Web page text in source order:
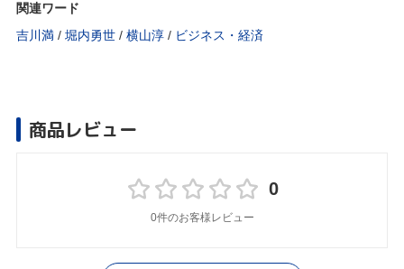
関連ワード
吉川満 / 堀内勇世 / 横山淳 / ビジネス・経済
商品レビュー
0
0件のお客様レビュー